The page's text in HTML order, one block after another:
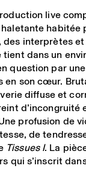
live
habitée
des interprètes
dans un
question par
en son cœur.
diffuse et
d’incongruité
profusion de
de
Tissues I. La
qui s’inscrit